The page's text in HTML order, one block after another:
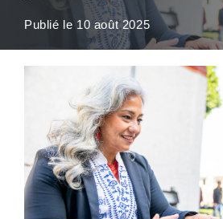
Publié le 10 août 2025